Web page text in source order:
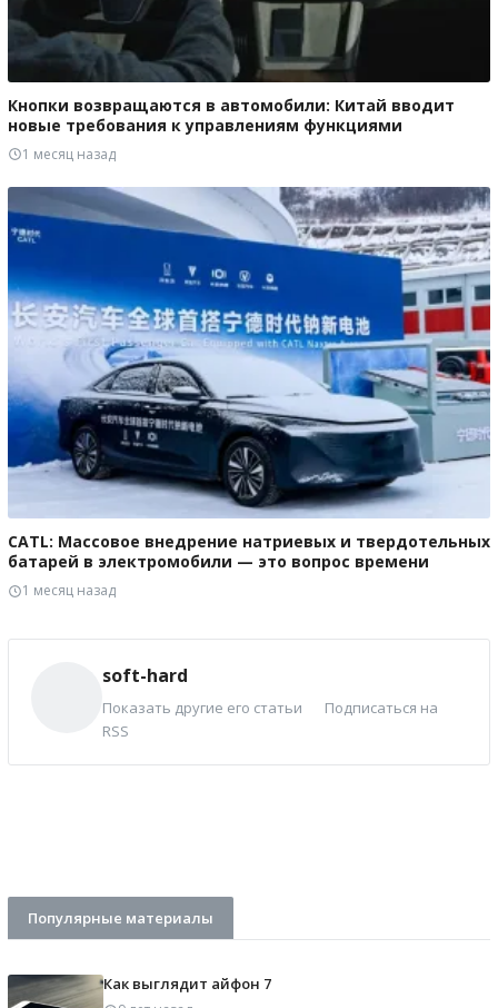
Кнопки возвращаются в автомобили: Китай вводит
новые требования к управлениям функциями
1 месяц назад
CATL: Массовое внедрение натриевых и твердотельных
батарей в электромобили — это вопрос времени
1 месяц назад
soft-hard
Показать другие его статьи
Подписаться на
RSS
Популярные материалы
Как выглядит айфон 7